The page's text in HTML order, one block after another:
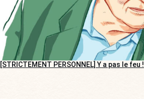
[STRICTEMENT PERSONNEL] Y a pas le feu !